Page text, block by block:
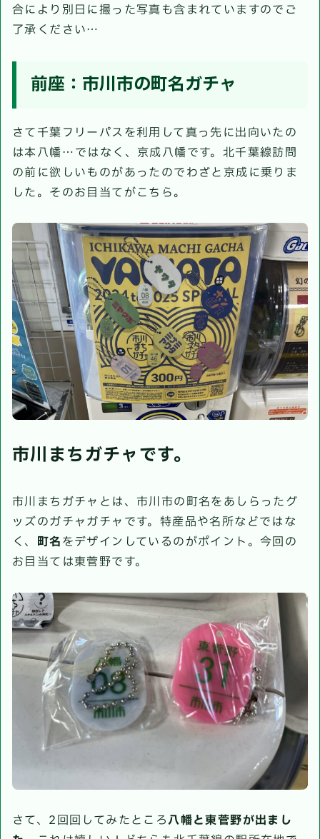
合により別日に撮った写真も含まれていますのでご
了承ください…
前座：市川市の町名ガチャ
さて千葉フリーパスを利用して真っ先に出向いたの
は本八幡…ではなく、京成八幡です。北千葉線訪問
の前に欲しいものがあったのでわざと京成に乗りま
した。そのお目当てがこちら。
市川まちガチャです。
市川まちガチャとは、市川市の町名をあしらったグ
ッズのガチャガチャです。特産品や名所などではな
く、 町名をデザインしているのがポイント。今回の
お目当ては東菅野です。
さて、2回回してみたところ八幡と東菅野が出まし